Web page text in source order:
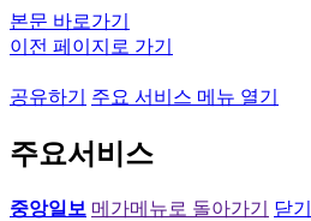
본문 바로가기
이전 페이지로 가기
공유하기 주요 서비스 메뉴 열기
주요서비스
중앙일보 메가메뉴로 돌아가기
닫기